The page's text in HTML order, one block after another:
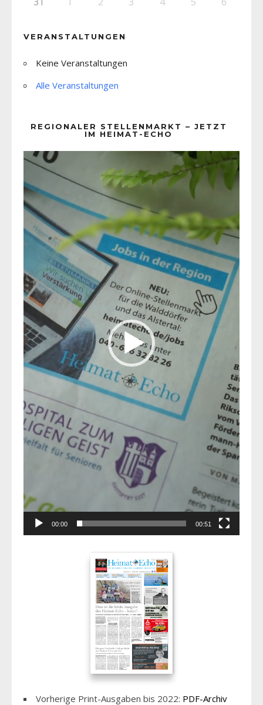
VERANSTALTUNGEN
Keine Veranstaltungen
Alle Veranstaltungen
REGIONALER STELLENMARKT – JETZT
IM HEIMAT-ECHO
Player
00:00 00:51
Vorherige Print-Ausgaben bis 2022: PDF-Archiv